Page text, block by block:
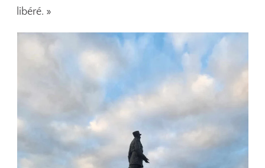
libéré. »